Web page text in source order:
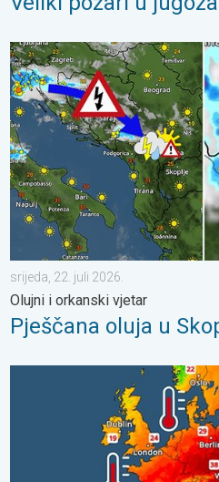
Pješčana oluja u Skoplju. Olujni i
srijeda, 22. juli 2026.
Olujni i orkanski vjetar
Pješčana oluja u
Europska mora neobično